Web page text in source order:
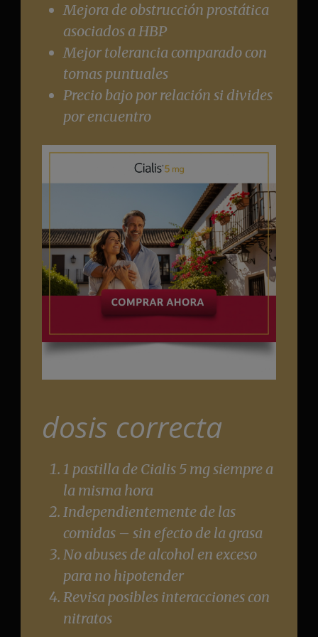
Mejora de obstrucción prostática
asociados a HBP
Mejor tolerancia comparado con
tomas puntuales
Precio bajo por relación si divides
por encuentro
dosis correcta
1 pastilla de Cialis 5 mg siempre a
la misma hora
Independientemente de las
comidas – sin efecto de la grasa
No abuses de alcohol en exceso
para no hipotender
Revisa posibles interacciones con
nitratos